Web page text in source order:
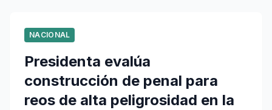
NACIONAL
Presidenta evalúa
construcción de penal para
reos de alta peligrosidad en la